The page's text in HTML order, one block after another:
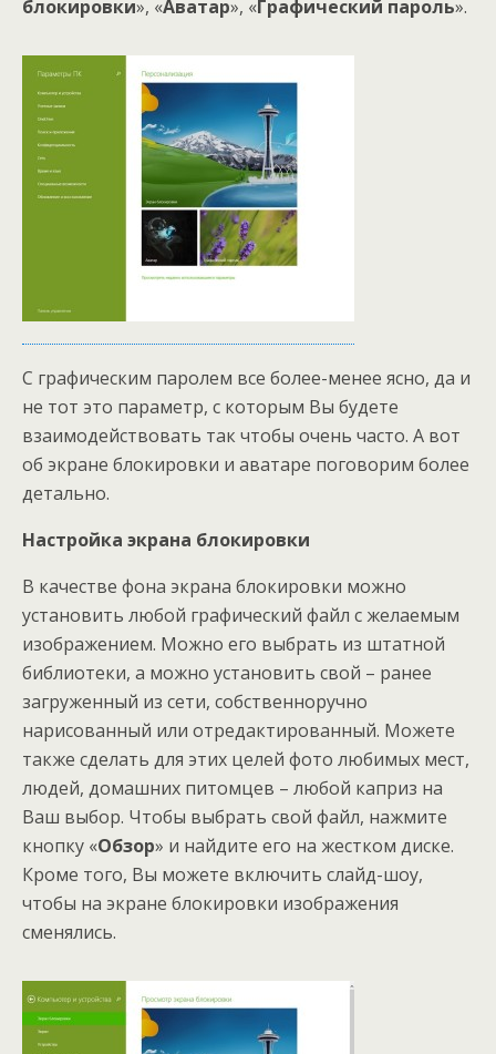
блокировки», «Аватар», «Графический пароль».
С графическим паролем все более-менее ясно, да и
не тот это параметр, с которым Вы будете
взаимодействовать так чтобы очень часто. А вот
об экране блокировки и аватаре поговорим более
детально.
Настройка экрана блокировки
В качестве фона экрана блокировки можно
установить любой графический файл с желаемым
изображением. Можно его выбрать из штатной
библиотеки, а можно установить свой – ранее
загруженный из сети, собственноручно
нарисованный или отредактированный. Можете
также сделать для этих целей фото любимых мест,
людей, домашних питомцев – любой каприз на
Ваш выбор. Чтобы выбрать свой файл, нажмите
кнопку «Обзор» и найдите его на жестком диске.
Кроме того, Вы можете включить слайд-шоу,
чтобы на экране блокировки изображения
сменялись.